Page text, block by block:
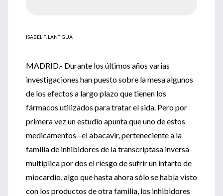
ISABEL F. LANTIGUA
MADRID.- Durante los últimos años varias
investigaciones han puesto sobre la mesa algunos
de los efectos a largo plazo que tienen los
fármacos utilizados para tratar el sida. Pero por
primera vez un estudio apunta que uno de estos
medicamentos –el abacavir, perteneciente a la
familia de inhibidores de la transcriptasa inversa-
multiplica por dos el riesgo de sufrir un infarto de
miocardio, algo que hasta ahora sólo se había visto
con los productos de otra familia, los inhibidores